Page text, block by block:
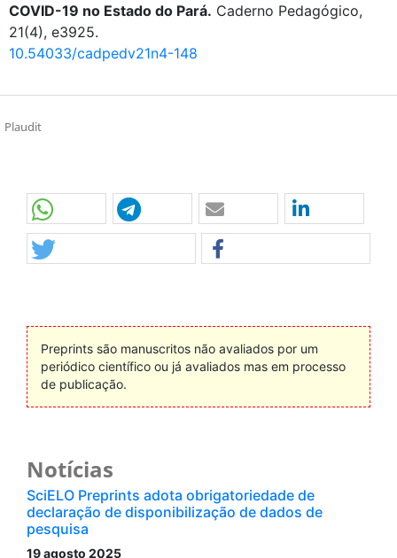
COVID-19 no Estado do Pará. Caderno Pedagógico,
21(4), e3925.
10.54033/cadpedv21n4-148
Plaudit
Preprints são manuscritos não avaliados por um
periódico científico ou já avaliados mas em processo
de publicação.
Notícias
SciELO Preprints adota obrigatoriedade de
declaração de disponibilização de dados de
pesquisa
19 agosto 2025